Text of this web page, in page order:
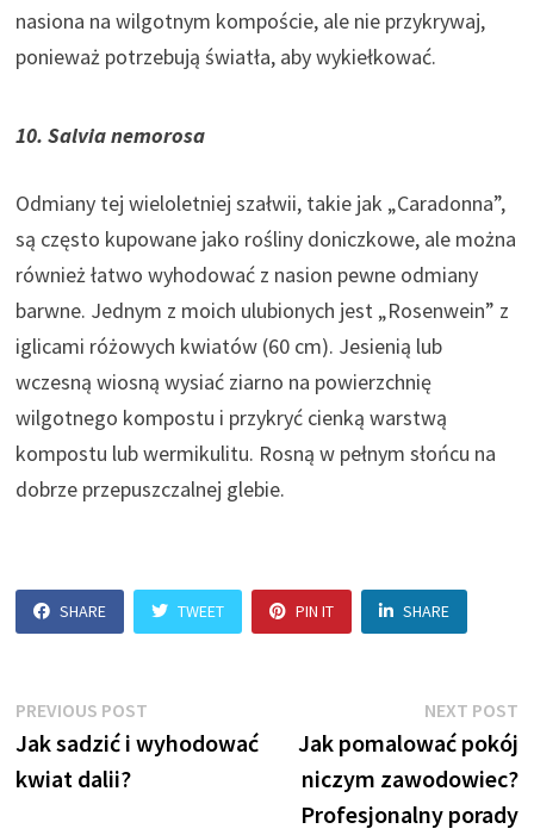
nasiona na wilgotnym kompoście, ale nie przykrywaj,
ponieważ potrzebują światła, aby wykiełkować.
10. Salvia nemorosa
Odmiany tej wieloletniej szałwii, takie jak „Caradonna”,
są często kupowane jako rośliny doniczkowe, ale można
również łatwo wyhodować z nasion pewne odmiany
barwne. Jednym z moich ulubionych jest „Rosenwein” z
iglicami różowych kwiatów (60 cm). Jesienią lub
wczesną wiosną wysiać ziarno na powierzchnię
wilgotnego kompostu i przykryć cienką warstwą
kompostu lub wermikulitu. Rosną w pełnym słońcu na
dobrze przepuszczalnej glebie.
SHARE TWEET PIN IT SHARE
Nawigacja
wpisu
PREVIOUS POST
post:
Jak sadzić i wyhodować
kwiat dalii?
NEXT POST
Jak pomalować pokój
niczym zawodowiec?
Profesjonalny porady